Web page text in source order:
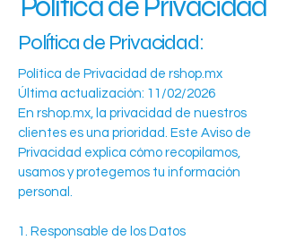
Política de Privacidad:
Política de Privacidad de rshop.mx
Última actualización: 11/02/2026
En rshop.mx, la privacidad de nuestros
clientes es una prioridad. Este Aviso de
Privacidad explica cómo recopilamos,
usamos y protegemos tu información
personal.
1. Responsable de los Datos